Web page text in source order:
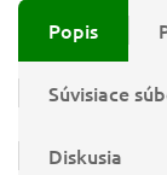
Popis
Súvisiace
Diskusia